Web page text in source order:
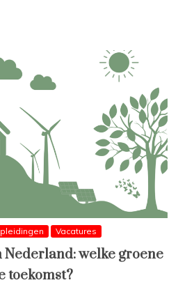
Vacatures
welke groene
toekomst?